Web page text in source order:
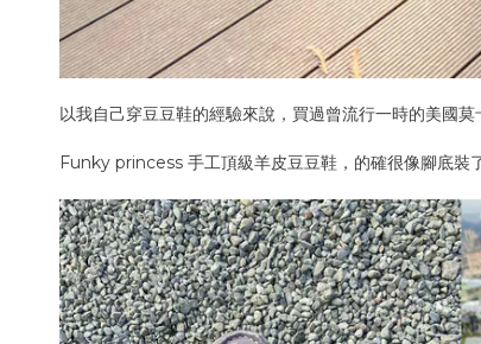
以我自己穿豆豆鞋的經驗來說，買過曾流行一時的美國
Funky princess 手工頂級羊皮豆豆鞋，的確很像腳底裝